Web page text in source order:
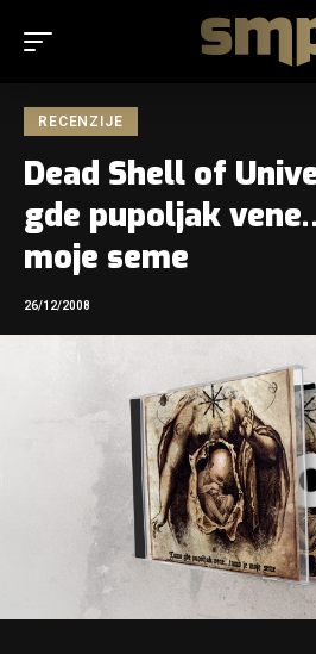
RECENZIJE
Dead Shell of
gde pupoljak
moje seme
26/12/2008